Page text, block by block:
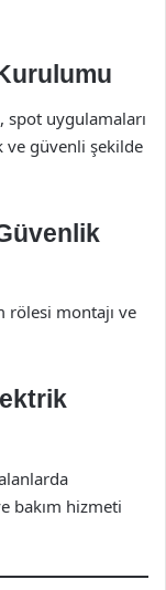
spot uygulamaları
ve güvenli şekilde
rölesi montajı ve
bakım hizmeti